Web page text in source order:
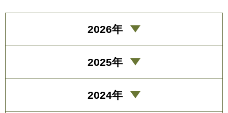
2026年
2025年
2024年